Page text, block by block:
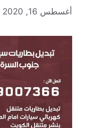
أغسطس 16, 2020